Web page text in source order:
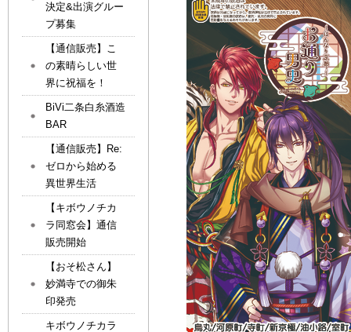
決定&出演グルー
プ募集
【通信販売】こ
の素晴らしい世
界に祝福を！
BiVi二条白糸酒造
BAR
【通信販売】Re:
ゼロから始める
異世界生活
【キボウノチカ
ラ同窓会】通信
販売開始
【おそ松さん】
妙満寺での御朱
印発売
キボウノチカラ